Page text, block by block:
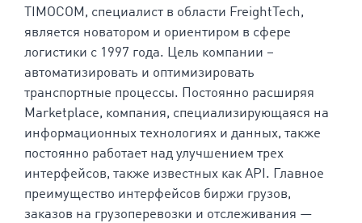
TIMOCOM, специалист в области FreightTech,
является новатором и ориентиром в сфере
логистики с 1997 года. Цель компании –
автоматизировать и оптимизировать
транспортные процессы. Постоянно расширяя
Marketplace, компания, специализирующаяся на
информационных технологиях и данных, также
постоянно работает над улучшением трех
интерфейсов, также известных как API. Главное
преимущество интерфейсов биржи грузов,
заказов на грузоперевозки и отслеживания —